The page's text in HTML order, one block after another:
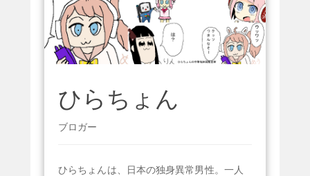
ひらちょん
ブロガー
ひらちょんは、日本の独身異常男性。一人